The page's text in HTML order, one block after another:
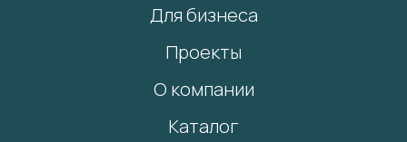
Для бизнеса
Проекты
О компании
Каталог